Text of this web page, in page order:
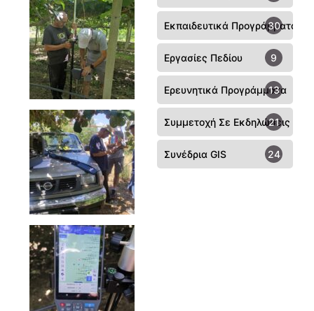
Εκπαιδευτικά Προγράμματα
30
Εργασίες Πεδίου 9
Ερευνητικά Προγράμματα
13
Συμμετοχή Σε Εκδηλώσεις -
21
Συνέδρια GIS 24